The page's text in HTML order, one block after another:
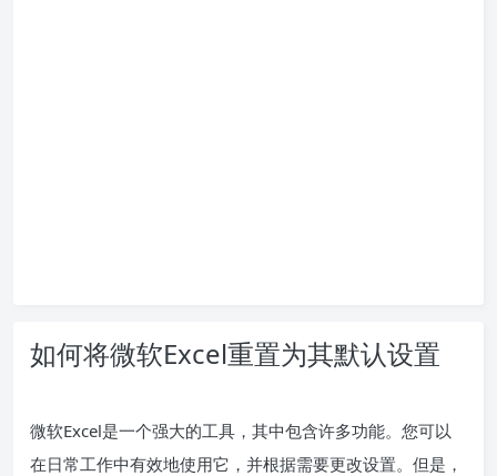
如何将微软Excel重置为其默认设置
微软Excel是一个强大的工具，其中包含许多功能。您可以
在日常工作中有效地使用它，并根据需要更改设置。但是，